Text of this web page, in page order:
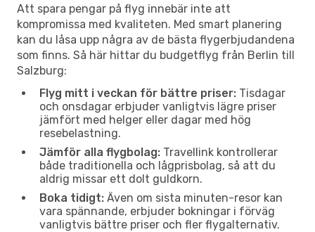
Att spara pengar på flyg innebär inte att
kompromissa med kvaliteten. Med smart planering
kan du låsa upp några av de bästa flygerbjudandena
som finns. Så här hittar du budgetflyg från Berlin till
Salzburg:
Flyg mitt i veckan för bättre priser: Tisdagar
och onsdagar erbjuder vanligtvis lägre priser
jämfört med helger eller dagar med hög
resebelastning.
Jämför alla flygbolag: Travellink kontrollerar
både traditionella och lågprisbolag, så att du
aldrig missar ett dolt guldkorn.
Boka tidigt: Även om sista minuten-resor kan
vara spännande, erbjuder bokningar i förväg
vanligtvis bättre priser och fler flygalternativ.